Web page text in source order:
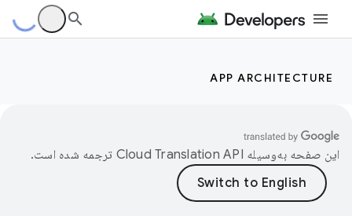
APP ARCHITECTURE
این صفحه به‌وسیله ترجمه شده است.